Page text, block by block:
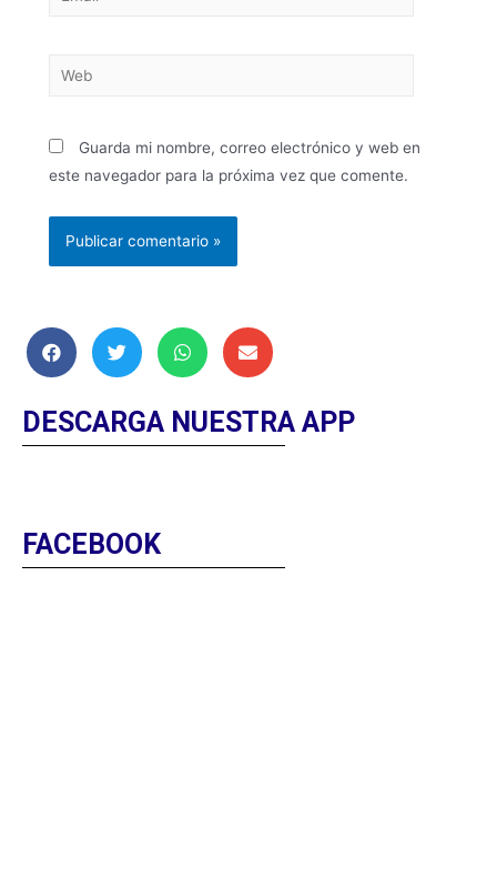
Guarda mi nombre, correo electrónico y web en
este navegador para la próxima vez que comente.
DESCARGA NUESTRA APP
FACEBOOK